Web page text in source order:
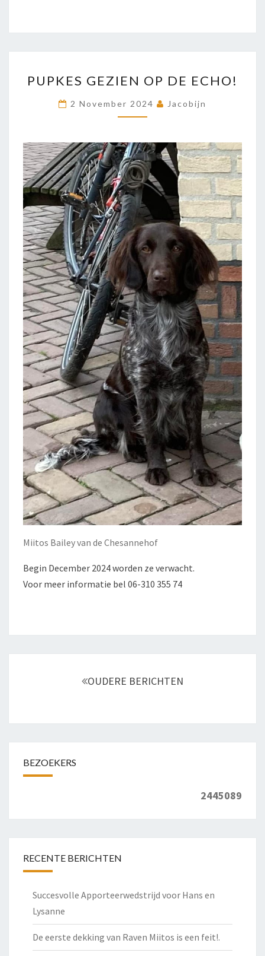
GEZIEN
OP
DE
PUPKES GEZIEN OP DE ECHO!
2 November 2024 Jacobijn
Miitos Bailey van de Chesannehof
Begin December 2024 worden ze verwacht.
Voor meer informatie bel 06-310 355 74
OUDERE BERICHTEN
BEZOEKERS
2445089
RECENTE BERICHTEN
Succesvolle Apporteerwedstrijd voor Hans en
Lysanne
De eerste dekking van Raven Miitos is een feit!.